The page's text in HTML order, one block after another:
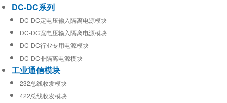
DC-DC系列
DC-DC定电压输入隔离电源模块
DC-DC宽电压输入隔离电源模块
DC-DC行业专用电源模块
DC-DC非隔离电源模块
工业通信模块
232总线收发模块
422总线收发模块